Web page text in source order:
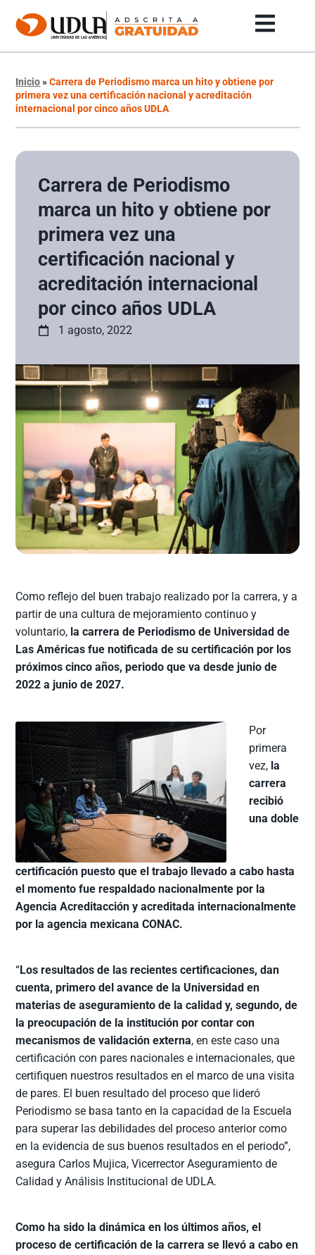
Inicio»Carrera de Periodismo marca un hito y obtiene por
primera vez una certificación nacional y acreditación
internacional por cinco años UDLA
Carrera de Periodismo
marca un hito y obtiene por
primera vez una
certificación nacional y
acreditación internacional
por cinco años UDLA
1 agosto, 2022
Como reflejo del buen trabajo realizado por la carrera, y a
partir de una cultura de mejoramiento continuo y
voluntario, la carrera de Periodismo de Universidad de
Las Américas fue notificada de su certificación por los
próximos cinco años, periodo que va desde junio de
2022 a junio de 2027.
Por
primera
vez, la
carrera
recibió
una doble
certificación puesto que el trabajo llevado a cabo hasta
el momento fue respaldado nacionalmente por la
Agencia Acreditacción y acreditada internacionalmente
por la agencia mexicana CONAC.
“Los resultados de las recientes certificaciones, dan
cuenta, primero del avance de la Universidad en
materias de aseguramiento de la calidad y, segundo, de
la preocupación de la institución por contar con
mecanismos de validación externa, en este caso una
certificación con pares nacionales e internacionales, que
certifiquen nuestros resultados en el marco de una visita
de pares. El buen resultado del proceso que lideró
Periodismo se basa tanto en la capacidad de la Escuela
para superar las debilidades del proceso anterior como
en la evidencia de sus buenos resultados en el periodo”,
asegura Carlos Mujica, Vicerrector Aseguramiento de
Calidad y Análisis Institucional de UDLA.
Como ha sido la dinámica en los últimos años, el
proceso de certificación de la carrera se llevó a cabo en